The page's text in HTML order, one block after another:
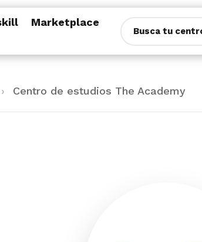
Marketplace
Busca tu
› Centro de estudios The Academy